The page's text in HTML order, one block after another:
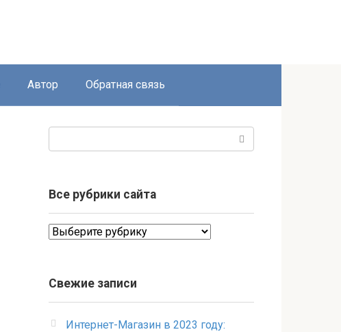
Автор Обратная связь
Все рубрики сайта
Все
Свежие записи
Интернет-Магазин в 2023 году: